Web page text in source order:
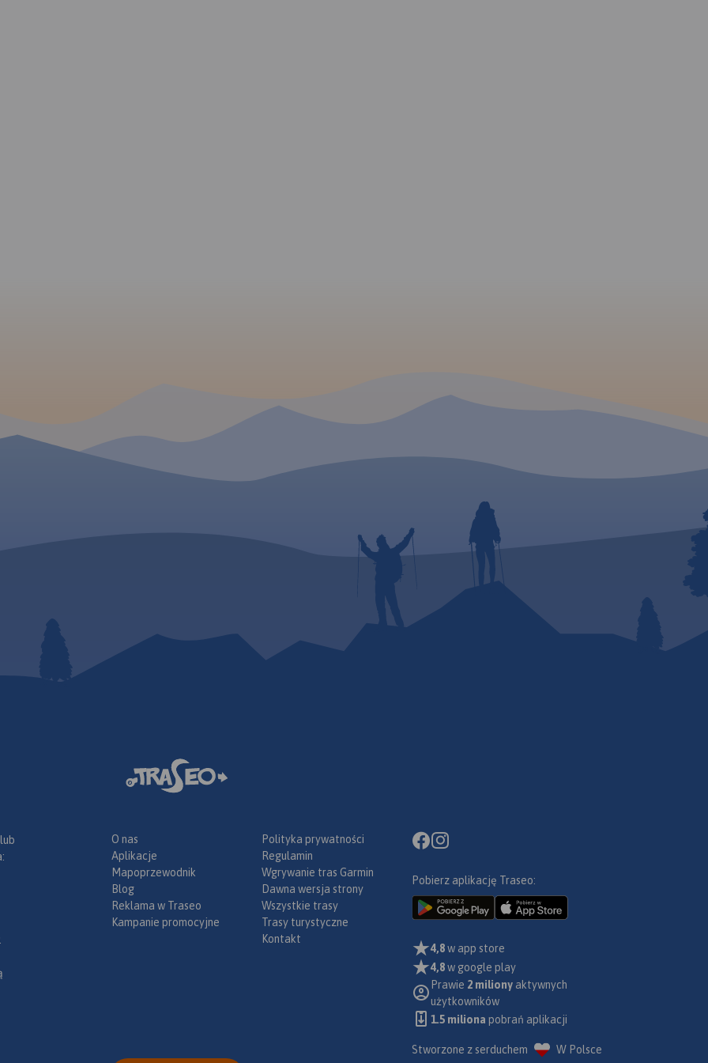
O nas
Aplikacje
Mapoprzewodnik
Blog
Reklama w Traseo
Kampanie promocyjne
Polityka prywatności
Regulamin
Wgrywanie tras Garmin
Dawna wersja strony
Wszystkie trasy
Trasy turystyczne
Kontakt
Pobierz aplikację Traseo:
4,8w app store
4,8w google play
Prawie 2 miliony aktywnych
użytkowników
1.5 miliona pobrań aplikacji
Stworzone z serduchem W Polsce